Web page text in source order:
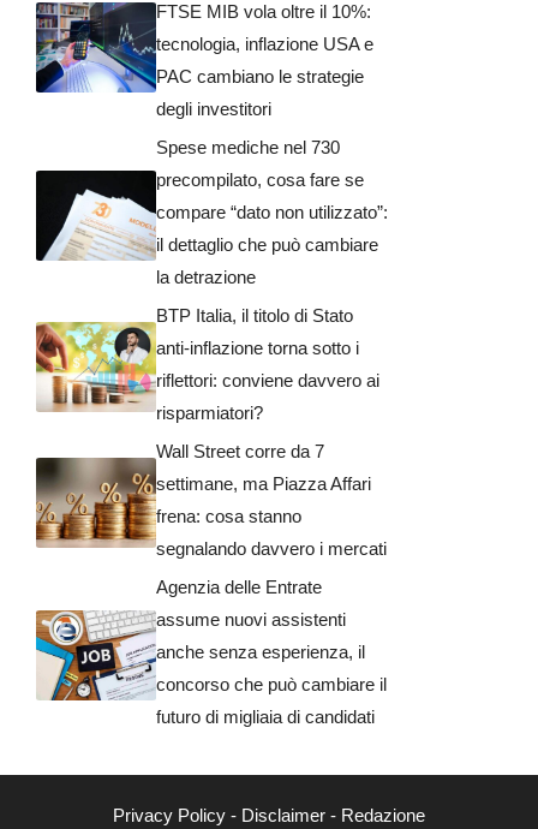
FTSE MIB vola oltre il 10%:
tecnologia, inflazione USA e
PAC cambiano le strategie
degli investitori
Spese mediche nel 730
precompilato, cosa fare se
compare “dato non utilizzato”:
il dettaglio che può cambiare
la detrazione
BTP Italia, il titolo di Stato
anti-inflazione torna sotto i
riflettori: conviene davvero ai
risparmiatori?
Wall Street corre da 7
settimane, ma Piazza Affari
frena: cosa stanno
segnalando davvero i mercati
Agenzia delle Entrate
assume nuovi assistenti
anche senza esperienza, il
concorso che può cambiare il
futuro di migliaia di candidati
Privacy Policy - Disclaimer - Redazione